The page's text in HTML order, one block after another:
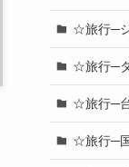
☆旅行─
☆旅行─
☆旅行─
☆旅行─